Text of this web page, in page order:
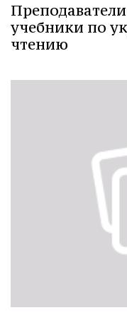
учебники по
чтению